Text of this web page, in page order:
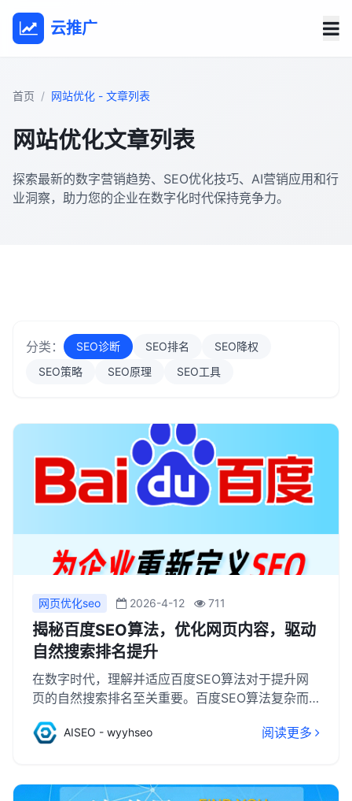
云推广
首页 网站优化 - 文章列表
网站优化文章列表
探索最新的数字营销趋势、SEO优化技巧、AI营销应用和行
业洞察，助力您的企业在数字化时代保持竞争力。
分类： SEO诊断 SEO排名
SEO降权
SEO策略
SEO原理 SEO工具
网页优化seo 2026-4-12 711
揭秘百度SEO算法，优化网页内容，驱动
自然搜索排名提升
在数字时代，理解并适应百度SEO算法对于提升网
页的自然搜索排名至关重要。百度SEO算法复杂而
关键词布局、外链质量等多个因素。为了优化网页
理布局关键词，同时确保网页加载速度快、结构清
AISEO - wyyhseo 阅读更多